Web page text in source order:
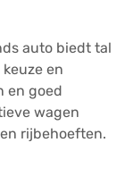
auto biedt tal
en
en goed
wagen
rijbehoeften.